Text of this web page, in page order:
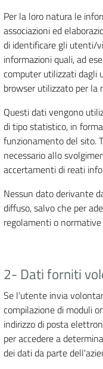
Per la loro natura le
associazioni ed
di identificare gli utenti/
informazioni quali, ad
computer utilizzati dagli
browser utilizzato per la
Questi dati vengono
di tipo statistico, in
funzionamento del sito.
necessario allo
accertamenti di reati
Nessun dato derivante
diffuso, salvo che per
regolamenti o
2- Dati forniti
Se l'utente invia
compilazione di moduli
indirizzo di posta
per accedere a
dei dati da parte